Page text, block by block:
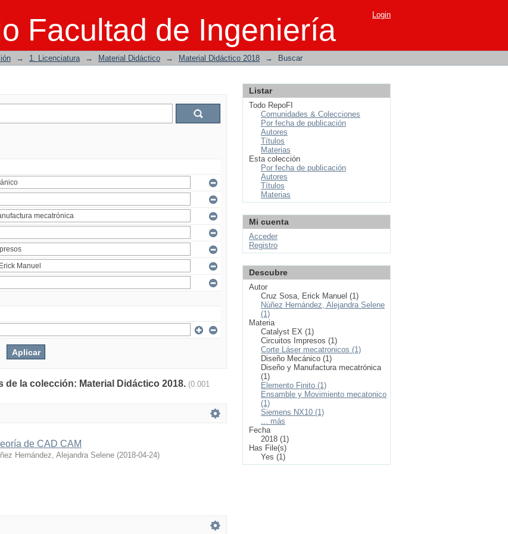
Facultad de Ingeniería Login
→ 1. Licenciatura → Material Didáctico → Material Didáctico 2018 → Buscar
de la colección: Material Didáctico 2018. (0.001
de CAD CAM
Hernández, Alejandra Selene (2018-04-24)
Listar
Todo RepoFI
Comunidades & Colecciones
Por fecha de publicación
Autores
Títulos
Materias
Esta colección
Por fecha de publicación
Autores
Títulos
Materias
Mi cuenta
Acceder
Registro
Descubre
Autor
Cruz Sosa, Erick Manuel (1)
Núñez Hernández, Alejandra Selene
(1)
Materia
Catalyst EX (1)
Circuitos Impresos (1)
Corte Láser mecatronicos (1)
Diseño Mecánico (1)
Diseño y Manufactura mecatrónica
(1)
Elemento Finito (1)
Ensamble y Movimiento mecatonico
(1)
Siemens NX10 (1)
... más
Fecha
2018 (1)
Has File(s)
Yes (1)